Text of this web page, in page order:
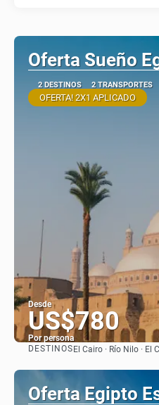
Oferta Sueño
2 DESTINOS 2 TRANSPORTES
OFERTA! 2X1 APLICADO
Desde
US$780
Por persona
DESTINOSEl Cairo · Río Nilo · El
Oferta Egipto